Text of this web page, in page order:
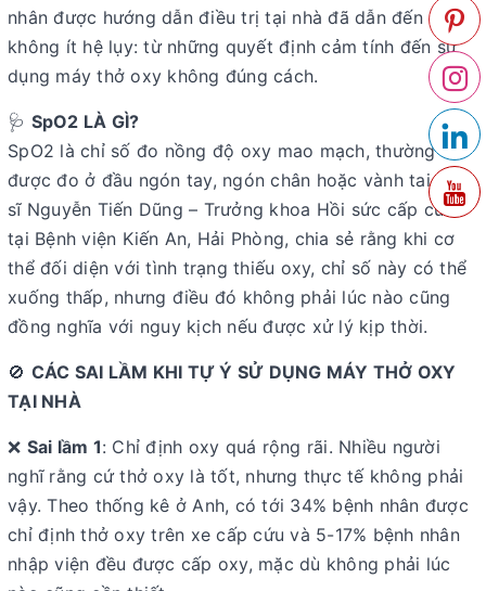
nhân được hướng dẫn điều trị tại nhà đã dẫn đến
không ít hệ lụy: từ những quyết định cảm tính đến sử
dụng máy thở oxy không đúng cách.
🩺 SpO2 LÀ GÌ?
SpO2 là chỉ số đo nồng độ oxy mao mạch, thường
được đo ở đầu ngón tay, ngón chân hoặc vành tai. Bác
sĩ Nguyễn Tiến Dũng – Trưởng khoa Hồi sức cấp cứu
tại Bệnh viện Kiến An, Hải Phòng, chia sẻ rằng khi cơ
thể đối diện với tình trạng thiếu oxy, chỉ số này có thể
xuống thấp, nhưng điều đó không phải lúc nào cũng
đồng nghĩa với nguy kịch nếu được xử lý kịp thời.
🚫 CÁC SAI LẦM KHI TỰ Ý SỬ DỤNG MÁY THỞ OXY
TẠI NHÀ
❌ Sai lầm 1: Chỉ định oxy quá rộng rãi. Nhiều người
nghĩ rằng cứ thở oxy là tốt, nhưng thực tế không phải
vậy. Theo thống kê ở Anh, có tới 34% bệnh nhân được
chỉ định thở oxy trên xe cấp cứu và 5-17% bệnh nhân
nhập viện đều được cấp oxy, mặc dù không phải lúc